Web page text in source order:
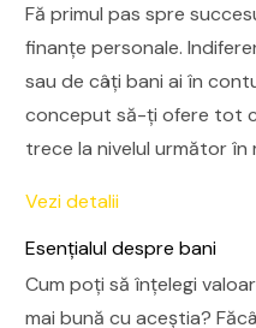
Fă primul pas spre
finanțe personale.
sau de câți bani ai în
conceput să-ți ofere tot
trece la nivelul următor în
Vezi detalii
Esențialul despre bani
Cum poți să înțelegi
mai bună cu aceștia?